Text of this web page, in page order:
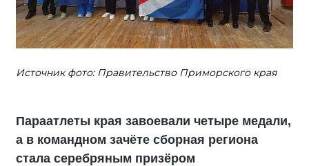
Источник фото: Правительство Приморского края
Параатлеты края завоевали четыре медали,
а в командном зачёте сборная региона
стала серебряным призёром